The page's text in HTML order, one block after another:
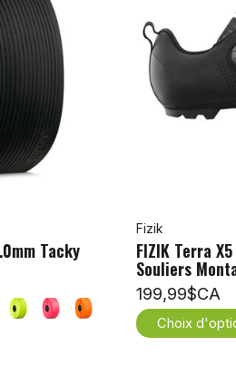
Tacky
Fizik
FIZIK Terra
Souliers
199,99$CA
Choix